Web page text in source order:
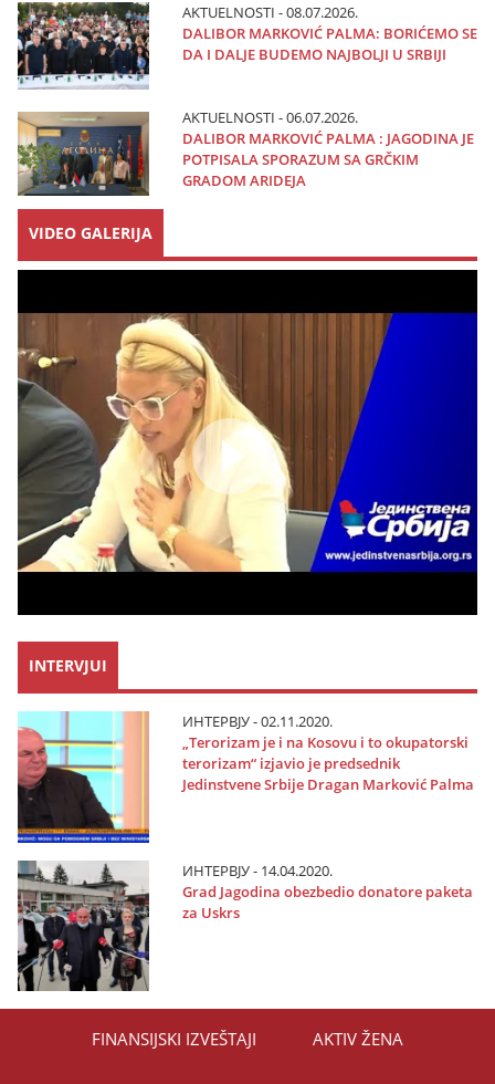
AKTUELNOSTI - 08.07.2026.
DALIBOR MARKOVIĆ PALMA: BORIĆEMO SE
DA I DALJE BUDEMO NAJBOLJI U SRBIJI
AKTUELNOSTI - 06.07.2026.
DALIBOR MARKOVIĆ PALMA : JAGODINA JE
POTPISALA SPORAZUM SA GRČKIM
GRADOM ARIDEJA
VIDEO GALERIJA
INTERVJUI
ИНТЕРВЈУ - 02.11.2020.
„Terorizam јe i na Kosovu i to okupatorski
terorizam“ izјavio јe predsednik
Јedinstvene Srbiјe Dragan Marković Palma
ИНТЕРВЈУ - 14.04.2020.
Grad Јagodina obezbedio donatore paketa
za Uskrs
FINANSIЈSKI IZVEŠTAЈI AKTIV ŽENA